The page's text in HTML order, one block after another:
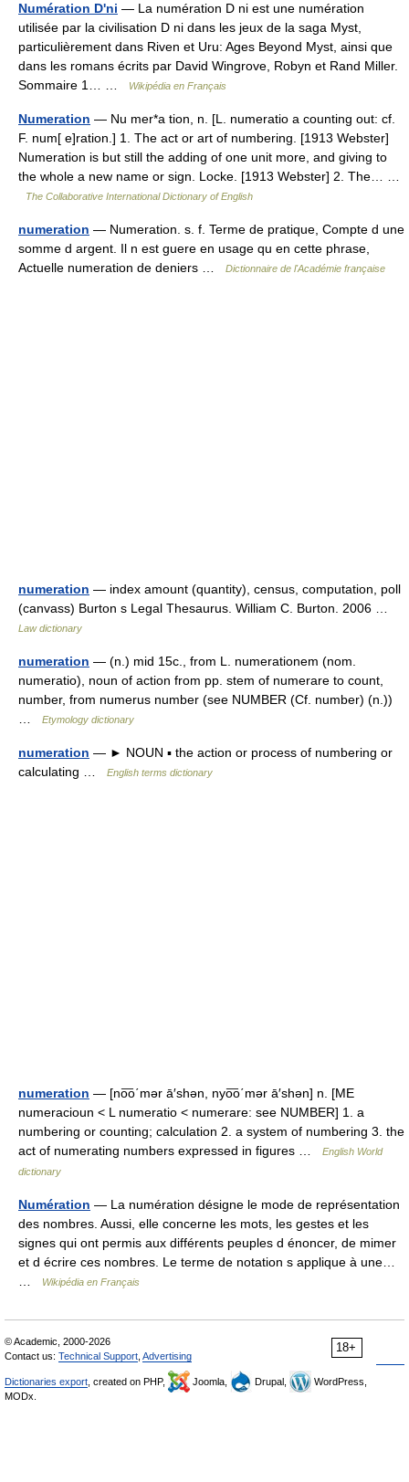
Numération D'ni — La numération D ni est une numération
utilisée par la civilisation D ni dans les jeux de la saga Myst,
particulièrement dans Riven et Uru: Ages Beyond Myst, ainsi que
dans les romans écrits par David Wingrove, Robyn et Rand Miller.
Sommaire 1… …
Wikipédia en Français
Numeration — Nu mer*a tion, n. [L. numeratio a counting out: cf.
F. num[ e]ration.] 1. The act or art of numbering. [1913 Webster]
Numeration is but still the adding of one unit more, and giving to
the whole a new name or sign. Locke. [1913 Webster] 2. The… …
The Collaborative International Dictionary of English
numeration — Numeration. s. f. Terme de pratique, Compte d une
somme d argent. Il n est guere en usage qu en cette phrase,
Actuelle numeration de deniers …
Dictionnaire de l'Académie française
numeration — index amount (quantity), census, computation, poll
(canvass) Burton s Legal Thesaurus. William C. Burton. 2006 …
Law dictionary
numeration — (n.) mid 15c., from L. numerationem (nom.
numeratio), noun of action from pp. stem of numerare to count,
number, from numerus number (see NUMBER (Cf. number) (n.))
Etymology dictionary
numeration — ► NOUN ▪ the action or process of numbering or
calculating …
English terms dictionary
numeration — [no͞o΄mər ā′shən, nyo͞o΄mər ā′shən] n. [ME
numeracioun < L numeratio < numerare: see NUMBER] 1. a
numbering or counting; calculation 2. a system of numbering 3. the
act of numerating numbers expressed in figures …
English World
dictionary
Numération — La numération désigne le mode de représentation
des nombres. Aussi, elle concerne les mots, les gestes et les
signes qui ont permis aux différents peuples d énoncer, de mimer
et d écrire ces nombres. Le terme de notation s applique à une…
Wikipédia en Français
18+
© Academic, 2000-2026
Contact us: Technical Support Advertising
Dictionaries export , created on PHP, Joomla, Drupal,
WordPress,
MODx.